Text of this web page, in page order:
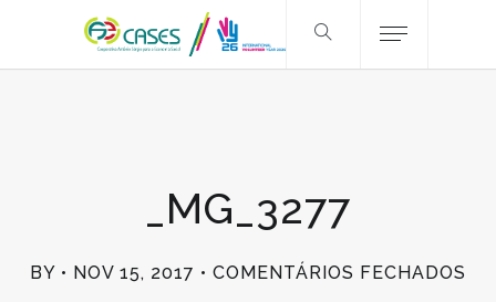
_MG_3277
BY NOV 15, 2017 COMENTÁRIOS FECHADOS